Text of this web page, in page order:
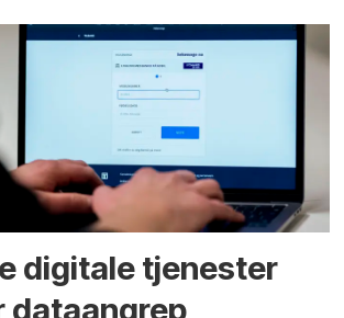
digitale tjenester
dataangrep